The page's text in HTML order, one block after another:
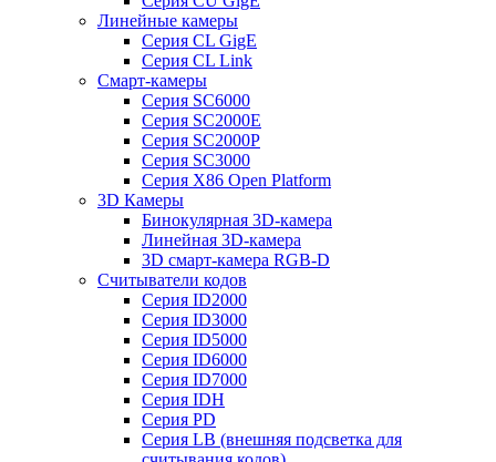
Линейные камеры
Серия CL GigE
Серия CL Link
Смарт-камеры
Серия SC6000
Серия SC2000E
Серия SC2000P
Серия SC3000
Серия X86 Open Platform
3D Камеры
Бинокулярная 3D-камера
Линейная 3D-камера
3D смарт-камера RGB-D
Считыватели кодов
Серия ID2000
Серия ID3000
Серия ID5000
Серия ID6000
Серия ID7000
Серия IDH
Серия PD
Серия LB (внешняя подсветка для